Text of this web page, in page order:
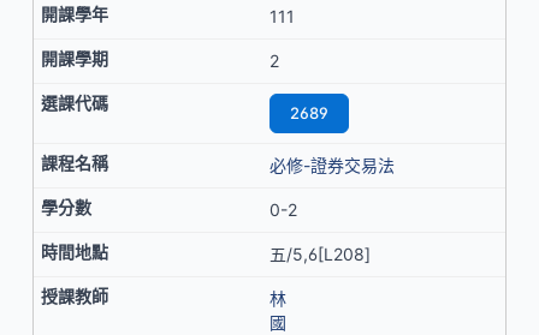
111
2
2689
必修-證券交易法
0-2
五/5,6[L208]
林
國